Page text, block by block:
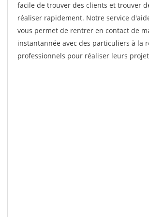
facile de trouver des clients et trouver
réaliser rapidement. Notre service
vous permet de rentrer en contact de
instantannée avec des particuliers à la
professionnels pour réaliser leurs